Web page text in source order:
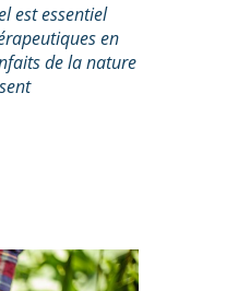
est essentiel
en
de la nature